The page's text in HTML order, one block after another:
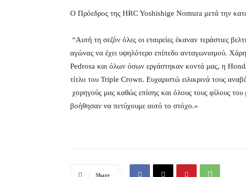
Ο Πρόεδρος της HRC Yoshishige Nomura μετά την
“Αυτή τη σεζόν όλες οι εταιρείες έκαναν τεράστιες
αγώνας να έχει υψηλότερο επίπεδο ανταγωνισμού.
Pedrosa και όλων όσων εργάστηκαν κοντά μας, η
τίτλο του Triple Crown. Ευχαριστώ ειλικρινά τους
χορηγούς μας καθώς επίσης και όλους τους φίλους
βοήθησαν να πετύχουμε αυτό το στόχο.»
Share